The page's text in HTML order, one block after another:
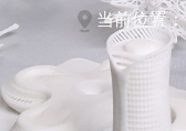
当前位置：